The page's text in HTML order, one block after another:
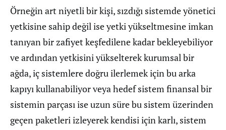
Örneğin art niyetli bir kişi, sızdığı sistemde yönetici
yetkisine sahip değil ise yetki yükseltmesine imkan
tanıyan bir zafiyet keşfedilene kadar bekleyebiliyor
ve ardından yetkisini yükselterek kurumsal bir
ağda, iç sistemlere doğru ilerlemek için bu arka
kapıyı kullanabiliyor veya hedef sistem finansal bir
sistemin parçası ise uzun süre bu sistem üzerinden
geçen paketleri izleyerek kendisi için karlı, sistem